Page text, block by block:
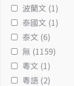
波蘭文 (1)
泰國文 (1)
泰文 (6)
無 (1159)
粵文 (1)
粵語 (2)